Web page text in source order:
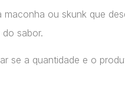
ou skunk que
sabor.
se a quantidade e o